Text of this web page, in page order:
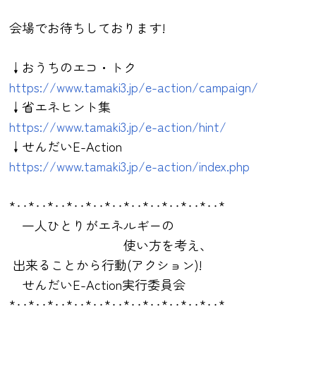
会場でお待ちしております!
↓おうちのエコ・トク
https://www.tamaki3.jp/e-action/campaign/
↓省エネヒント集
https://www.tamaki3.jp/e-action/hint/
↓せんだいE-Action
https://www.tamaki3.jp/e-action/index.php
*‥*‥*‥*‥*‥*‥*‥*‥*‥*‥*‥*
一人ひとりがエネルギーの
使い方を考え、
出来ることから行動(アクション)!
せんだいE-Action実行委員会
*‥*‥*‥*‥*‥*‥*‥*‥*‥*‥*‥*